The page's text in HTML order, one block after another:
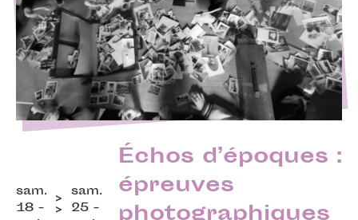
sam.
18 -
sam.
25 -
Échos d’époques :
épreuves